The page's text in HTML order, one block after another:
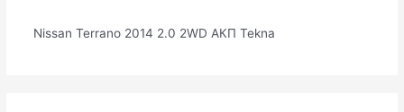
Nissan Terrano 2014 2.0 2WD АКП Tekna